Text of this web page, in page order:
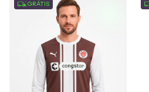
GRÁTIS